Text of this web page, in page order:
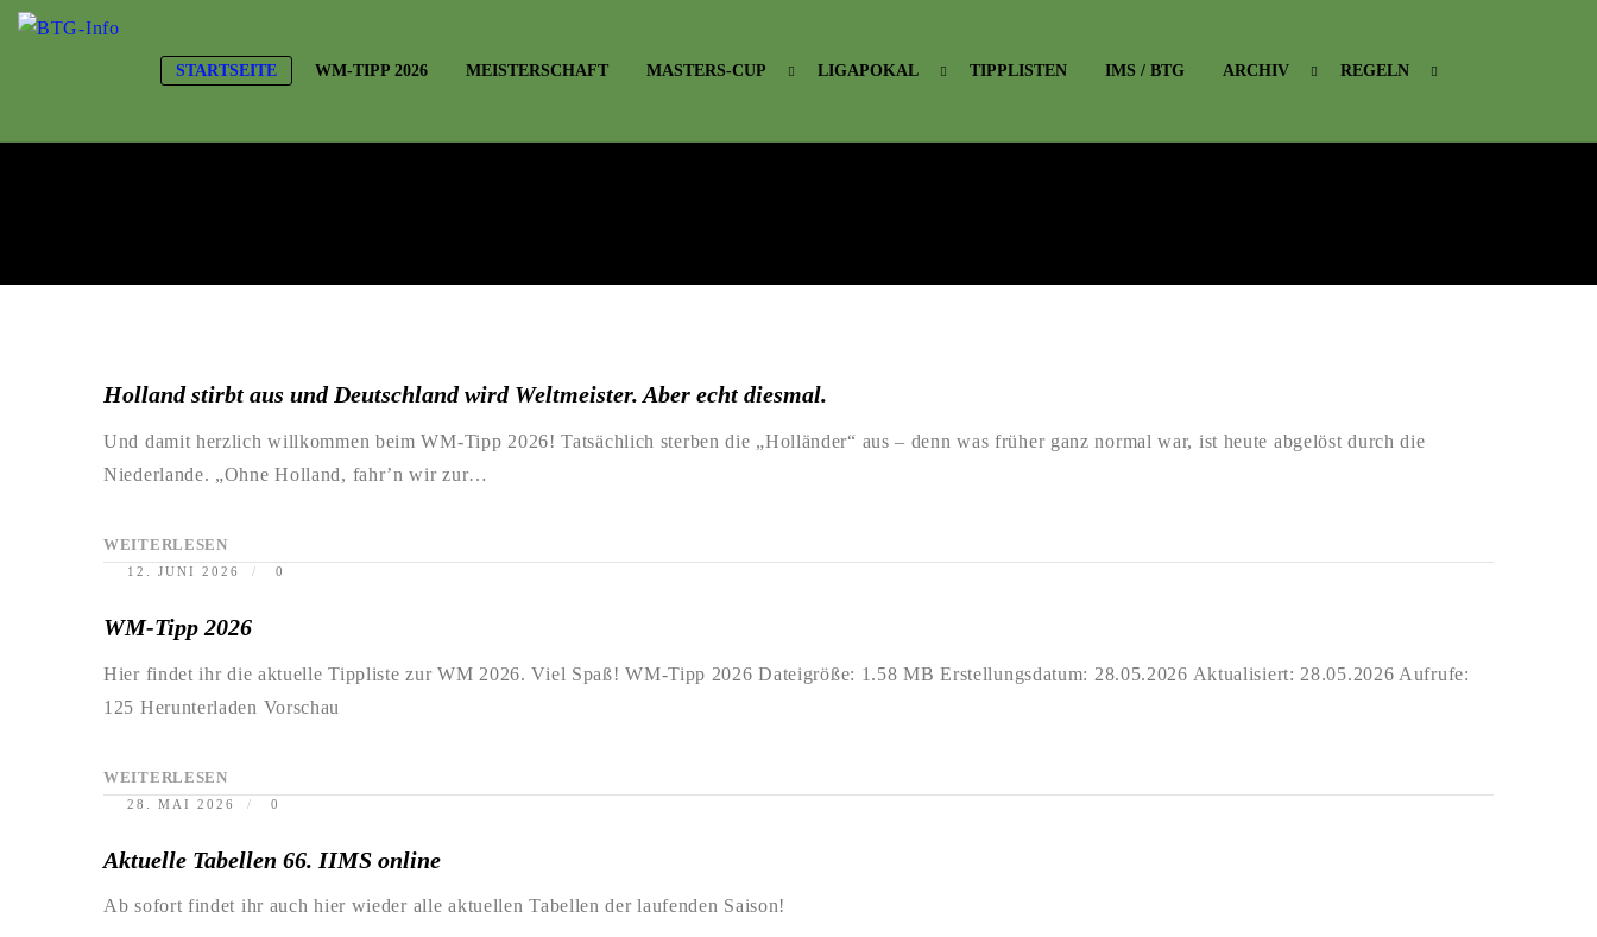
STARTSEITE WM-TIPP 2026 MEISTERSCHAFT MASTERS-CUP LIGAPOKAL TIPPLISTEN IMS / BTG ARCHIV REGELN
Holland stirbt aus und Deutschland wird Weltmeister. Aber echt diesmal.
Und damit herzlich willkommen beim WM-Tipp 2026! Tatsächlich sterben die „Holländer“ aus – denn was früher ganz normal war, ist heute abgelöst durch die
Niederlande. „Ohne Holland, fahr’n wir zur…
WEITERLESEN
12. JUNI 2026 0
WM-Tipp 2026
Hier findet ihr die aktuelle Tippliste zur WM 2026. Viel Spaß! WM-Tipp 2026 Dateigröße: 1.58 MB Erstellungsdatum: 28.05.2026 Aktualisiert: 28.05.2026 Aufrufe:
125 Herunterladen Vorschau
WEITERLESEN
28. MAI 2026 0
Aktuelle Tabellen 66. IIMS online
Ab sofort findet ihr auch hier wieder alle aktuellen Tabellen der laufenden Saison!